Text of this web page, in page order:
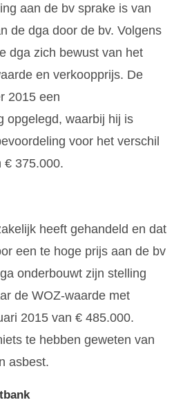
aan de bv sprake is van
de dga door de bv. Volgens
dga zich bewust van het
en verkoopprijs. De
2015 een
opgelegd, waarbij hij is
voor het verschil
€ 375.000.
heeft gehandeld en dat
een te hoge prijs aan de bv
onderbouwt zijn stelling
de WOZ-waarde met
2015 van € 485.000.
te hebben geweten van
asbest.